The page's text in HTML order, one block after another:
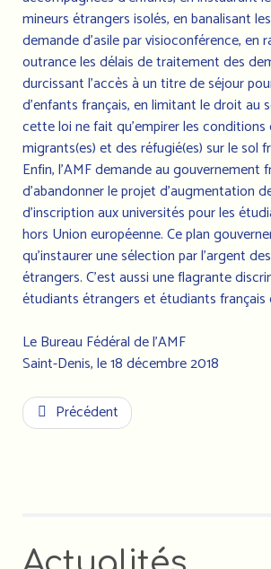
mineurs étrangers isolés, en banalisant
demande d’asile par visioconférence, en
outrance les délais de traitement des
durcissant l’accès à un titre de séjour
d’enfants français, en limitant le droit au
cette loi ne fait qu’empirer les conditions
migrants(es) et des réfugié(es) sur le sol
Enfin, l’AMF demande au gouvernement
d’abandonner le projet d’augmentation
d’inscription aux universités pour les
hors Union européenne. Ce plan
qu’instaurer une sélection par l’argent
étrangers. C’est aussi une flagrante
étudiants étrangers et étudiants français
Le Bureau Fédéral de l’AMF
Saint-Denis, le 18 décembre 2018
Précédent